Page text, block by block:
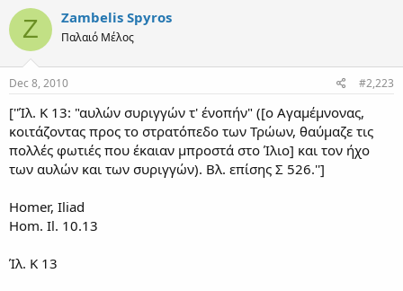
Z Zambelis Spyros
Παλαιό Μέλος
Dec 8, 2010 #2,223
[''Ίλ. Κ 13: "αυλών συριγγών τ' ένοπήν" ([ο Αγαμέμνονας,
κοιτάζοντας προς το στρατόπεδο των Τρώων, θαύμαζε τις
πολλές φωτιές που έκαιαν μπροστά στο Ίλιο] και τον ήχο
των αυλών και των συριγγών). Βλ. επίσης Σ 526.'']
Homer, Iliad
Hom. Il. 10.13
Ίλ. Κ 13